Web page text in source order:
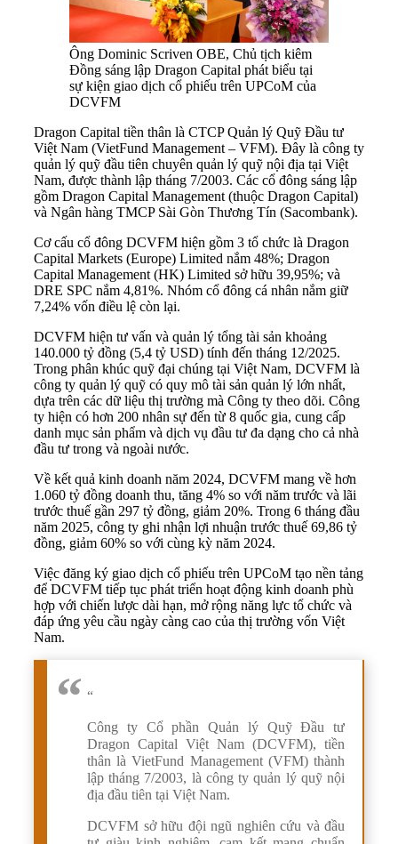
Ông Dominic Scriven OBE, Chủ tịch kiêm
Đồng sáng lập Dragon Capital phát biểu tại
sự kiện giao dịch cổ phiếu trên UPCoM của
DCVFM
Dragon Capital tiền thân là CTCP Quản lý Quỹ Đầu tư
Việt Nam (VietFund Management – VFM). Đây là công ty
quản lý quỹ đầu tiên chuyên quản lý quỹ nội địa tại Việt
Nam, được thành lập tháng 7/2003. Các cổ đông sáng lập
gồm Dragon Capital Management (thuộc Dragon Capital)
và Ngân hàng TMCP Sài Gòn Thương Tín (Sacombank).
Cơ cấu cổ đông DCVFM hiện gồm 3 tổ chức là Dragon
Capital Markets (Europe) Limited nắm 48%; Dragon
Capital Management (HK) Limited sở hữu 39,95%; và
DRE SPC nắm 4,81%. Nhóm cổ đông cá nhân nắm giữ
7,24% vốn điều lệ còn lại.
DCVFM hiện tư vấn và quản lý tổng tài sản khoảng
140.000 tỷ đồng (5,4 tỷ USD) tính đến tháng 12/2025.
Trong phân khúc quỹ đại chúng tại Việt Nam, DCVFM là
công ty quản lý quỹ có quy mô tài sản quản lý lớn nhất,
dựa trên các dữ liệu thị trường mà Công ty theo dõi. Công
ty hiện có hơn 200 nhân sự đến từ 8 quốc gia, cung cấp
danh mục sản phẩm và dịch vụ đầu tư đa dạng cho cả nhà
đầu tư trong và ngoài nước.
Về kết quả kinh doanh năm 2024, DCVFM mang về hơn
1.060 tỷ đồng doanh thu, tăng 4% so với năm trước và lãi
trước thuế gần 297 tỷ đồng, giảm 20%. Trong 6 tháng đầu
năm 2025, công ty ghi nhận lợi nhuận trước thuế 69,86 tỷ
đồng, giảm 60% so với cùng kỳ năm 2024.
Việc đăng ký giao dịch cổ phiếu trên UPCoM tạo nền tảng
để DCVFM tiếp tục phát triển hoạt động kinh doanh phù
hợp với chiến lược dài hạn, mở rộng năng lực tổ chức và
đáp ứng yêu cầu ngày càng cao của thị trường vốn Việt
Nam.
“
Công ty Cổ phần Quản lý Quỹ Đầu tư
Dragon Capital Việt Nam (DCVFM), tiền
thân là VietFund Management (VFM) thành
lập tháng 7/2003, là công ty quản lý quỹ nội
địa đầu tiên tại Việt Nam.
DCVFM sở hữu đội ngũ nghiên cứu và đầu